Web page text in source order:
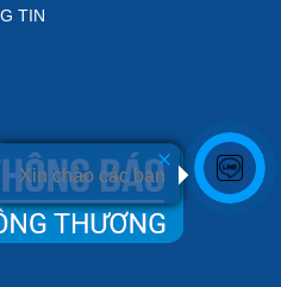
TIN
Xin chào các bạn
Xin chào các bạn